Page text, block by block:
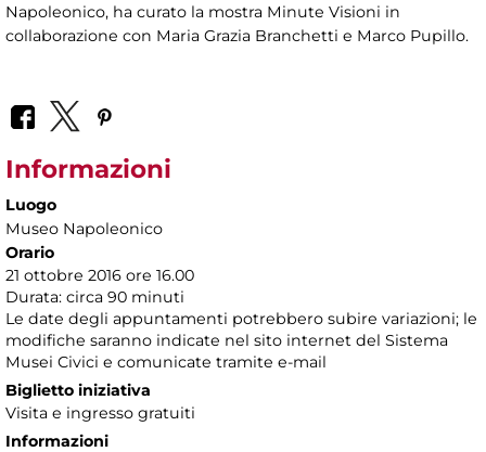
Napoleonico, ha curato la mostra Minute Visioni in
collaborazione con Maria Grazia Branchetti e Marco Pupillo.
Informazioni
Luogo
Museo Napoleonico
Orario
21 ottobre 2016 ore 16.00
Durata: circa 90 minuti
Le date degli appuntamenti potrebbero subire variazioni; le
modifiche saranno indicate nel sito internet del Sistema
Musei Civici e comunicate tramite e-mail
Biglietto iniziativa
Visita e ingresso gratuiti
Informazioni